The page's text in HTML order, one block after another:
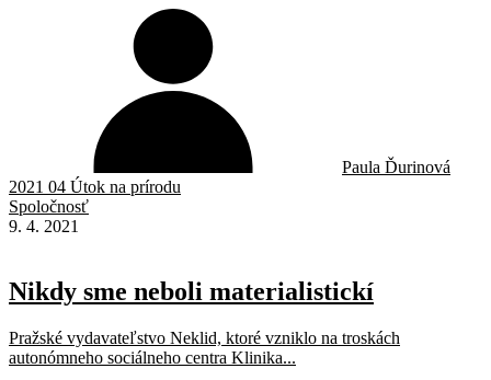
Paula Ďurinová
2021 04 Útok na prírodu
Spoločnosť
9. 4. 2021
Nikdy sme neboli materialistickí
Pražské vydavateľstvo Neklid, ktoré vzniklo na troskách
autonómneho sociálneho centra Klinika...